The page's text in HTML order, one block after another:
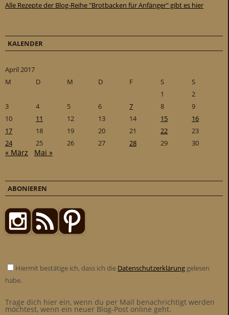
Alle Rezepte der Blog-Reihe "Brotbacken für Anfänger" gibt es hier
KALENDER
April 2017
M
D M D F S
S
1
2
3
4 5 6 7 8
9
10
11 12 13 14 15
16
17
18 19 20 21 22
23
24
25 26 27 28 29 30
« März Mai »
ABONIEREN
Hiermit bestätige ich, dass ich die Datenschutzerklärung gelesen
habe.
Trage dich hier ein, wenn du per Mail benachrichtigt werden
möchtest, wenn ein neuer Blog-Post online geht.